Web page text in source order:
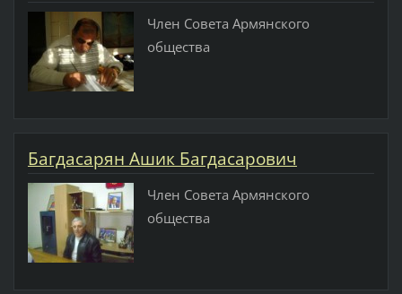
Член Совета Армянского
общества
Багдасарян Ашик Багдасарович
Член Совета Армянского
общества